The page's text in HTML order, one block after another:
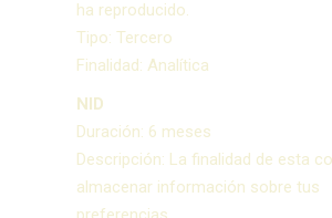
ha reproducido.
Tipo: Tercero
Finalidad: Analítica
NID
Duración: 6 meses
Descripción: La finalidad de esta
almacenar información sobre tus